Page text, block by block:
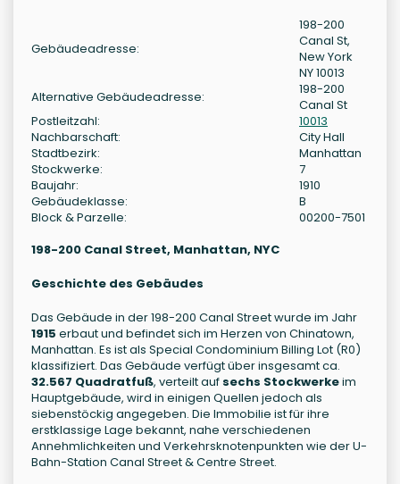
Gebäudeadresse:
198-200
Canal St,
New York
NY 10013
Alternative Gebäudeadresse:
198-200
Canal St
Postleitzahl:
10013
Nachbarschaft:
City Hall
Stadtbezirk:
Manhattan
Stockwerke:
7
Baujahr:
1910
Gebäudeklasse:
B
Block & Parzelle:
00200-7501
198-200 Canal Street, Manhattan, NYC
Geschichte des Gebäudes
Das Gebäude in der 198-200 Canal Street wurde im Jahr
1915 erbaut und befindet sich im Herzen von Chinatown,
Manhattan. Es ist als Special Condominium Billing Lot (R0)
klassifiziert. Das Gebäude verfügt über insgesamt ca.
32.567 Quadratfuß, verteilt auf sechs Stockwerkeim
Hauptgebäude, wird in einigen Quellen jedoch als
siebenstöckig angegeben. Die Immobilie ist für ihre
erstklassige Lage bekannt, nahe verschiedenen
Annehmlichkeiten und Verkehrsknotenpunkten wie der U-
Bahn-Station Canal Street & Centre Street.